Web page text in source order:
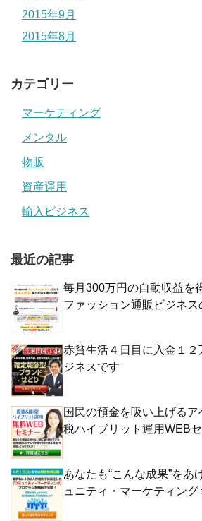
2015年9月
2015年8月
カテゴリー
マーケティング
メンタル
物販
資産運用
輸入ビジネス
最近の記事
毎月300万円の自動収益
ファッション通販ビジネス
赤貧生活４日目に入金１
ジネスです
国民の預金を吸い上げる
税ハイブリット運用WEB
あなたも“こんな成果”をあ
ュニティ・マーケティン